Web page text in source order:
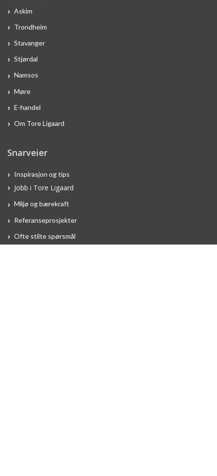
Askim
Trondheim
Stavanger
Stjørdal
Namsos
Møre
E-handel
Om Tore Ligaard
Snarveier
Inspirasjon og tips
Jobb i Tore Ligaard
Miljø og bærekraft
Referanseprosjekter
Ofte stilte spørsmål